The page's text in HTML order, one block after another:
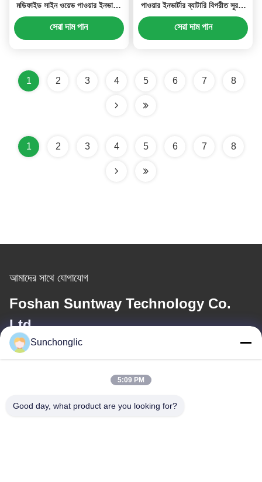
মডিফাইড সাইন ওয়েভ পাওয়ার ইনভার্টার
DC 12V থেকে AC 220V
সেরা দাম পান
পাওয়ার ইনভার্টার ব্যাটারি বিপরীত সুরক্ষা
সহ গাড়ি এবং সৌর ব্যবহারের জন্য
DC12V থেকে AC220V
সেরা দাম পান
1 2 3 4 5 6 7 8
1 2 3 4 5 6 7 8
আমাদের সাথে যোগাযোগ
Foshan Suntway Technology Co.
Ltd.
ই-মেইল
factory01@sunchonglic.com
Sunchonglic
5:09 PM
Good day, what product are you looking for?